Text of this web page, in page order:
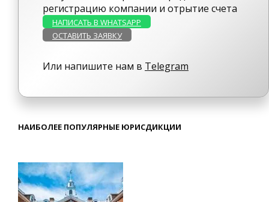
регистрацию компании и отрытие счета
НАПИСАТЬ В WHATSAPP
ОСТАВИТЬ ЗАЯВКУ
Или напишите нам в Telegram
НАИБОЛЕЕ ПОПУЛЯРНЫЕ ЮРИСДИКЦИИ